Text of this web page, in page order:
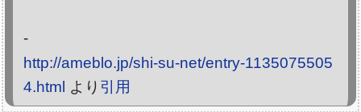
-
http://ameblo.jp/shi-su-net/entry-1135075505
4.html より 引用